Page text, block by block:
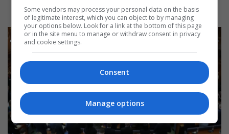
Advertisement
Some vendors may process your personal data on the basis
of legitimate interest, which you can object to by managing
your options below. Look for a link at the bottom of this page
or in the site menu to manage or withdraw consent in privacy
and cookie settings.
Consent
Manage options